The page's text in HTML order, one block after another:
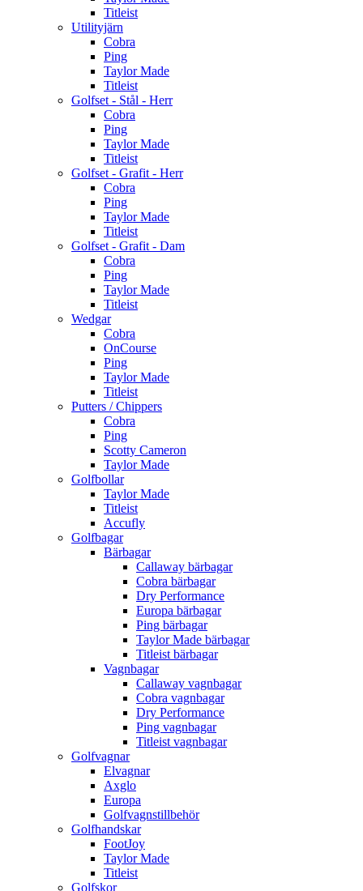
Titleist
Utilityjärn
Cobra
Ping
Taylor Made
Titleist
Golfset - Stål - Herr
Cobra
Ping
Taylor Made
Titleist
Golfset - Grafit - Herr
Cobra
Ping
Taylor Made
Titleist
Golfset - Grafit - Dam
Cobra
Ping
Taylor Made
Titleist
Wedgar
Cobra
OnCourse
Ping
Taylor Made
Titleist
Putters / Chippers
Cobra
Ping
Scotty Cameron
Taylor Made
Golfbollar
Taylor Made
Titleist
Accufly
Golfbagar
Bärbagar
Callaway bärbagar
Cobra bärbagar
Dry Performance
Europa bärbagar
Ping bärbagar
Taylor Made bärbagar
Titleist bärbagar
Vagnbagar
Callaway vagnbagar
Cobra vagnbagar
Dry Performance
Ping vagnbagar
Titleist vagnbagar
Golfvagnar
Elvagnar
Axglo
Europa
Golfvagnstillbehör
Golfhandskar
FootJoy
Taylor Made
Titleist
Golfskor